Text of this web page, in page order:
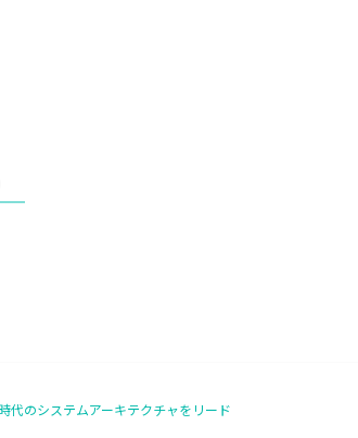
代のシステムアーキテクチャをリード